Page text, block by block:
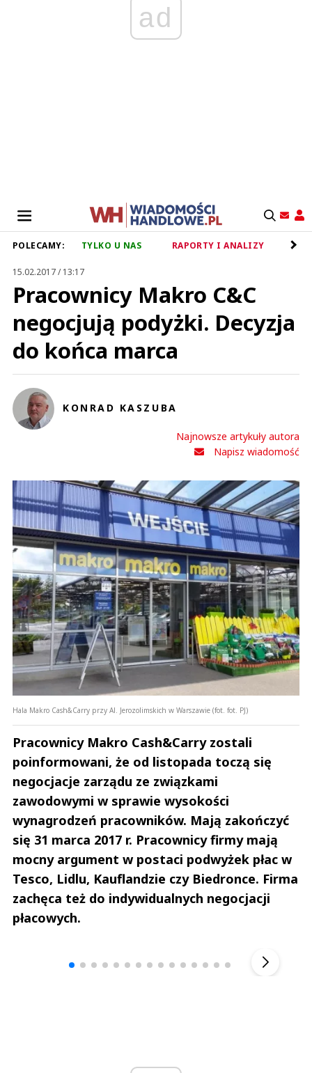
ad
POLECAMY: TYLKO U NAS RAPORTY I ANALIZY
15.02.2017 / 13:17
Pracownicy Makro C&C
negocjują podyżki. Decyzja
do końca marca
KONRAD KASZUBA
Najnowsze artykuły autora
Napisz wiadomość
Hala Makro Cash&Carry przy Al. Jerozolimskich w Warszawie (fot. fot. PJ)
Pracownicy Makro Cash&Carry zostali
poinformowani, że od listopada toczą się
negocjacje zarządu ze związkami
zawodowymi w sprawie wysokości
wynagrodzeń pracowników. Mają zakończyć
się 31 marca 2017 r. Pracownicy firmy mają
mocny argument w postaci podwyżek płac w
Tesco, Lidlu, Kauflandzie czy Biedronce. Firma
zachęca też do indywidualnych negocjacji
płacowych.